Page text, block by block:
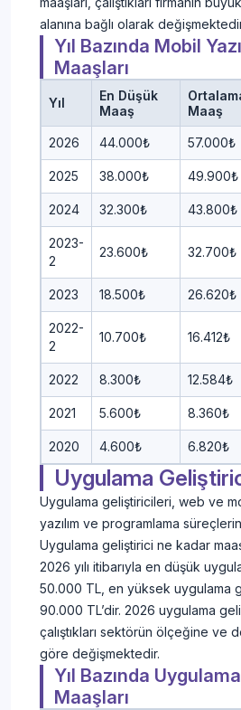
alanına bağlı olarak
Yıl Bazında Mobil
Maaşları
Yıl
En Düşük
Maaş
Maaş
2026 44.000₺ 57.000₺
2025 38.000₺ 49.900₺
2024 32.300₺ 43.800₺
2023-
2
23.600₺ 32.700₺
2023 18.500₺ 26.620₺
2022-
2
10.700₺ 16.412₺
2022 8.300₺ 12.584₺
2021 5.600₺ 8.360₺
2020 4.600₺ 6.820₺
Uygulama
Uygulama geliştiricileri, web ve
yazılım ve programlama
Uygulama geliştirici ne kadar
2026 yılı itibarıyla en düşük
50.000 TL, en yüksek uygulama
90.000 TL’dir. 2026 uygulama
çalıştıkları sektörün ölçeğine ve
göre değişmektedir.
Yıl Bazında
Maaşları